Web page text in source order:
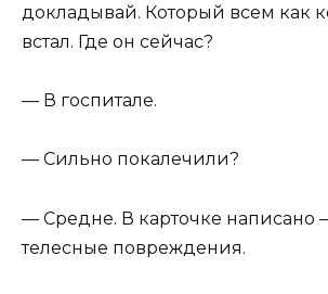
докладывай. Который всем как
встал. Где он сейчас?
— В госпитале.
— Сильно покалечили?
— Средне. В карточке написано
телесные повреждения.